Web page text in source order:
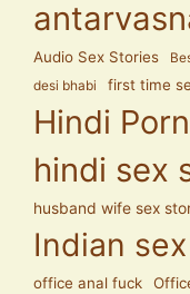
Audio Sex Stories
desi bhabi
first time
Hindi
hindi sex
husband wife sex
Indian
office anal fuck